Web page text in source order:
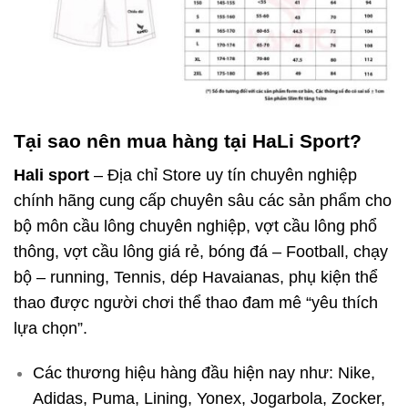
Tại sao nên mua hàng tại HaLi Sport?
Hali sport – Địa chỉ Store uy tín chuyên nghiệp
chính hãng cung cấp chuyên sâu các sản phẩm cho
bộ môn cầu lông chuyên nghiệp, vợt cầu lông phổ
thông, vợt cầu lông giá rẻ, bóng đá – Football, chạy
bộ – running, Tennis, dép Havaianas, phụ kiện thể
thao được người chơi thể thao đam mê “yêu thích
lựa chọn”.
Các thương hiệu hàng đầu hiện nay như: Nike,
Adidas, Puma, Lining, Yonex, Jogarbola, Zocker,